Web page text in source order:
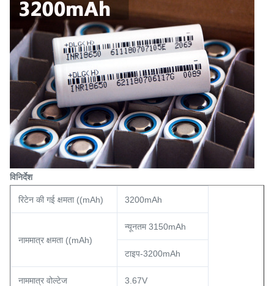
विनिर्देश
रिटेन की गई क्षमता ((mAh) 3200mAh
नाममात्र क्षमता ((mAh)
न्यूनतम 3150mAh
टाइप-3200mAh
नाममात्र वोल्टेज 3.67V